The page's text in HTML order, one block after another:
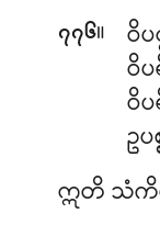
၇၇၆။ ဝိ
ဝိ
ဝိ
ဥပ
ဣတိ သံကိဏ္